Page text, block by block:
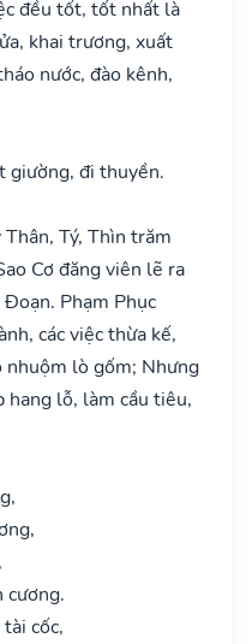
đều tốt, tốt nhất là
khai trương, xuất
nước, đào kênh,
giường, đi thuyền.
Thân, Tý, Thìn trăm
Cơ đăng viên lẽ ra
Phạm Phục
các việc thừa kế,
nhuộm lò gốm; Nhưng
hang lỗ, làm cầu tiêu,
cương.
cốc,